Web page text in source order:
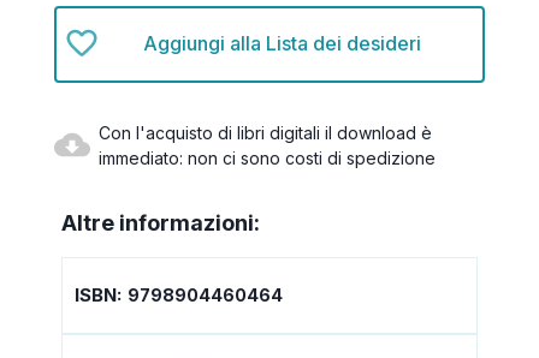
Aggiungi alla Lista dei desideri
Con l'acquisto di libri digitali il download è
immediato: non ci sono costi di spedizione
Altre informazioni:
ISBN: 9798904460464